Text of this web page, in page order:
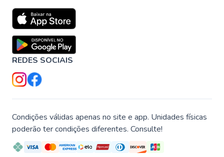
REDES SOCIAIS
Condições válidas apenas no site e app. Unidades físicas
poderão ter condições diferentes. Consulte!